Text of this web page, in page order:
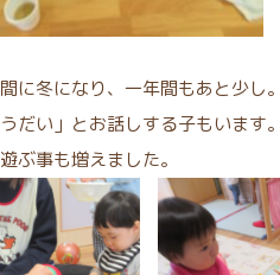
に冬になり、一年間もあと少し
だい」とお話しする子もいます
ぶ事も増えました。